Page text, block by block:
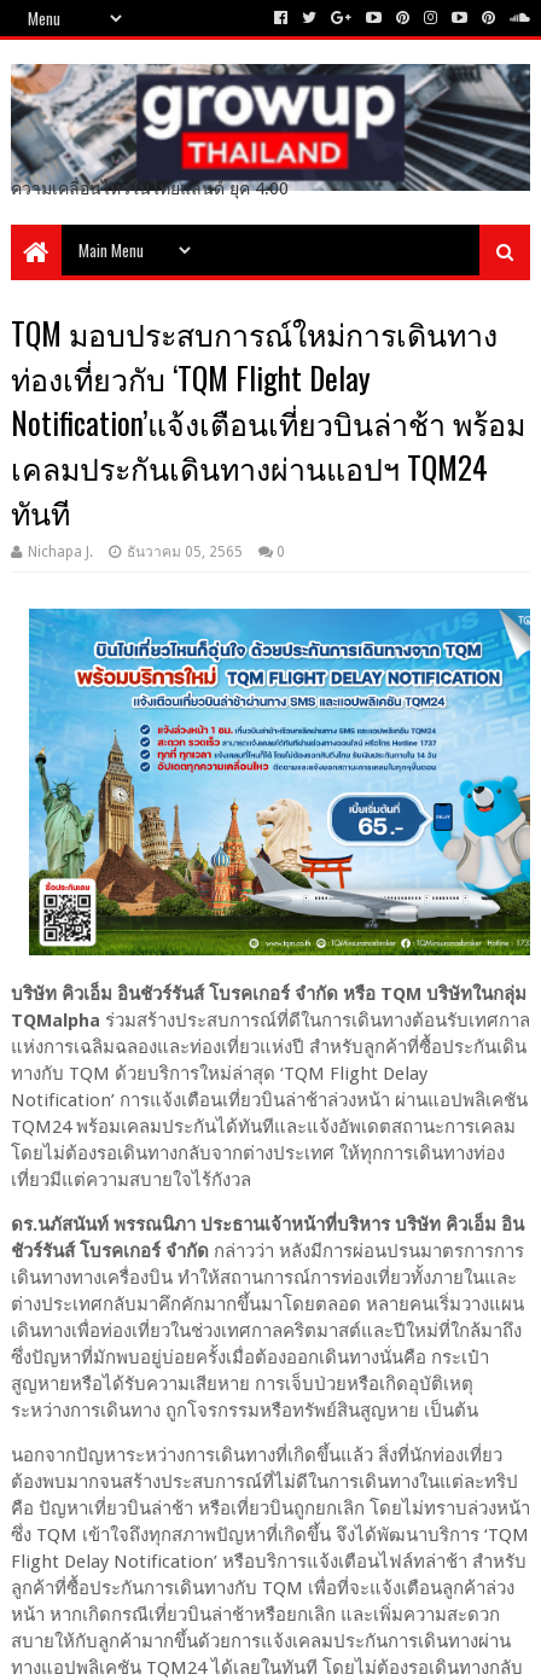
ความเคลื่อนไหวในไทยแลนด์ ยุค 4.00
TQM มอบประสบการณ์ใหม่การเดินทาง
ท่องเที่ยวกับ ‘TQM Flight Delay
Notification’แจ้งเตือนเที่ยวบินล่าช้า พร้อม
เคลมประกันเดินทางผ่านแอปฯ TQM24
ทันที
Nichapa J. ธันวาคม 05, 2565 0
บริษัท คิวเอ็ม อินชัวร์รันส์ โบรคเกอร์ จำกัด หรือ TQM บริษัทในกลุ่ม
TQMalpha ร่วมสร้างประสบการณ์ที่ดีในการเดินทางต้อนรับเทศกาล
แห่งการเฉลิมฉลองและท่องเที่ยวแห่งปี สำหรับลูกค้าที่ซื้อประกันเดิน
ทางกับ TQM ด้วยบริการใหม่ล่าสุด ‘TQM Flight Delay
Notification’ การแจ้งเตือนเที่ยวบินล่าช้าล่วงหน้า ผ่านแอปพลิเคชัน
TQM24 พร้อมเคลมประกันได้ทันทีและแจ้งอัพเดตสถานะการเคลม
โดยไม่ต้องรอเดินทางกลับจากต่างประเทศ ให้ทุกการเดินทางท่อง
เที่ยวมีแต่ความสบายใจไร้กังวล
ดร.นภัสนันท์ พรรณนิภา ประธานเจ้าหน้าที่บริหาร บริษัท คิวเอ็ม อิน
ชัวร์รันส์ โบรคเกอร์ จำกัดกล่าวว่า หลังมีการผ่อนปรนมาตรการการ
เดินทางทางเครื่องบิน ทำให้สถานการณ์การท่องเที่ยวทั้งภายในและ
ต่างประเทศกลับมาคึกคักมากขึ้นมาโดยตลอด หลายคนเริ่มวางแผน
เดินทางเพื่อท่องเที่ยวในช่วงเทศกาลคริตมาสต์และปีใหม่ที่ใกล้มาถึง
ซึ่งปัญหาที่มักพบอยู่บ่อยครั้งเมื่อต้องออกเดินทางนั่นคือ กระเป๋า
สูญหายหรือได้รับความเสียหาย การเจ็บป่วยหรือเกิดอุบัติเหตุ
ระหว่างการเดินทาง ถูกโจรกรรมหรือทรัพย์สินสูญหาย เป็นต้น
นอกจากปัญหาระหว่างการเดินทางที่เกิดขึ้นแล้ว สิ่งที่นักท่องเที่ยว
ต้องพบมากจนสร้างประสบการณ์ที่ไม่ดีในการเดินทางในแต่ละทริป
คือ ปัญหาเที่ยวบินล่าช้า หรือเที่ยวบินถูกยกเลิก โดยไม่ทราบล่วงหน้า
ซึ่ง TQM เข้าใจถึงทุกสภาพปัญหาที่เกิดขึ้น จึงได้พัฒนาบริการ ‘TQM
Flight Delay Notification’ หรือบริการแจ้งเตือนไฟล์ทล่าช้า สำหรับ
ลูกค้าที่ซื้อประกันการเดินทางกับ TQM เพื่อที่จะแจ้งเตือนลูกค้าล่วง
หน้า หากเกิดกรณีเที่ยวบินล่าช้าหรือยกเลิก และเพิ่มความสะดวก
สบายให้กับลูกค้ามากขึ้นด้วยการแจ้งเคลมประกันการเดินทางผ่าน
ทางแอปพลิเคชัน TQM24 ได้เลยในทันที โดยไม่ต้องรอเดินทางกลับ